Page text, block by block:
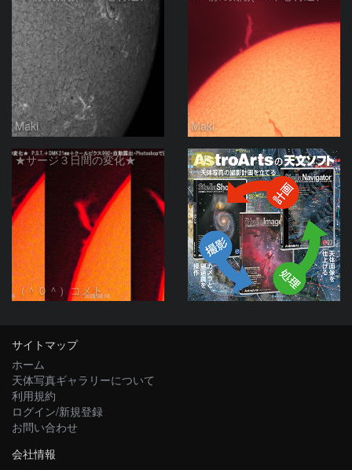
Maki Maki
★サージ３日間の変化★
（＾０＾）コメト
PR
サイトマップ
ホーム
天体写真ギャラリーについて
利用規約
ログイン/新規登録
お問い合わせ
会社情報